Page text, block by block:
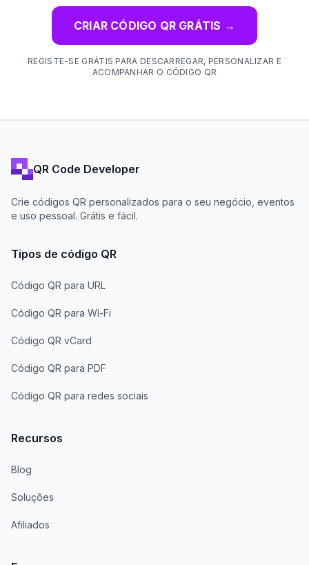
CRIAR CÓDIGO QR GRÁTIS →
REGISTE-SE GRÁTIS PARA DESCARREGAR, PERSONALIZAR E
ACOMPANHAR O CÓDIGO QR
QR Code Developer
Crie códigos QR personalizados para o seu negócio, eventos
e uso pessoal. Grátis e fácil.
Tipos de código QR
Código QR para URL
Código QR para Wi-Fi
Código QR vCard
Código QR para PDF
Código QR para redes sociais
Recursos
Blog
Soluções
Afiliados